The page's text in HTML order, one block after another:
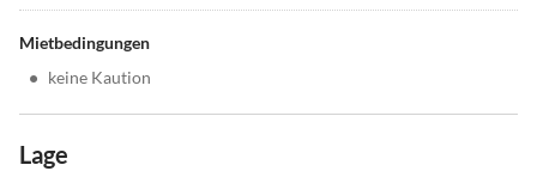
Mietbedingungen
• keine Kaution
Lage